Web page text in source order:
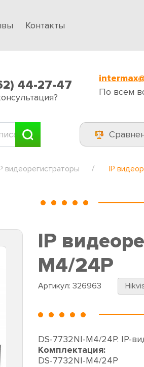
Контакты
44-27-47
По всем
видеорегистраторы IP
IP
M4/24P
Артикул: 326963
DS-7732NI-M4/24P. IP-
Комплектация:
DS-7732NI-M4/24P